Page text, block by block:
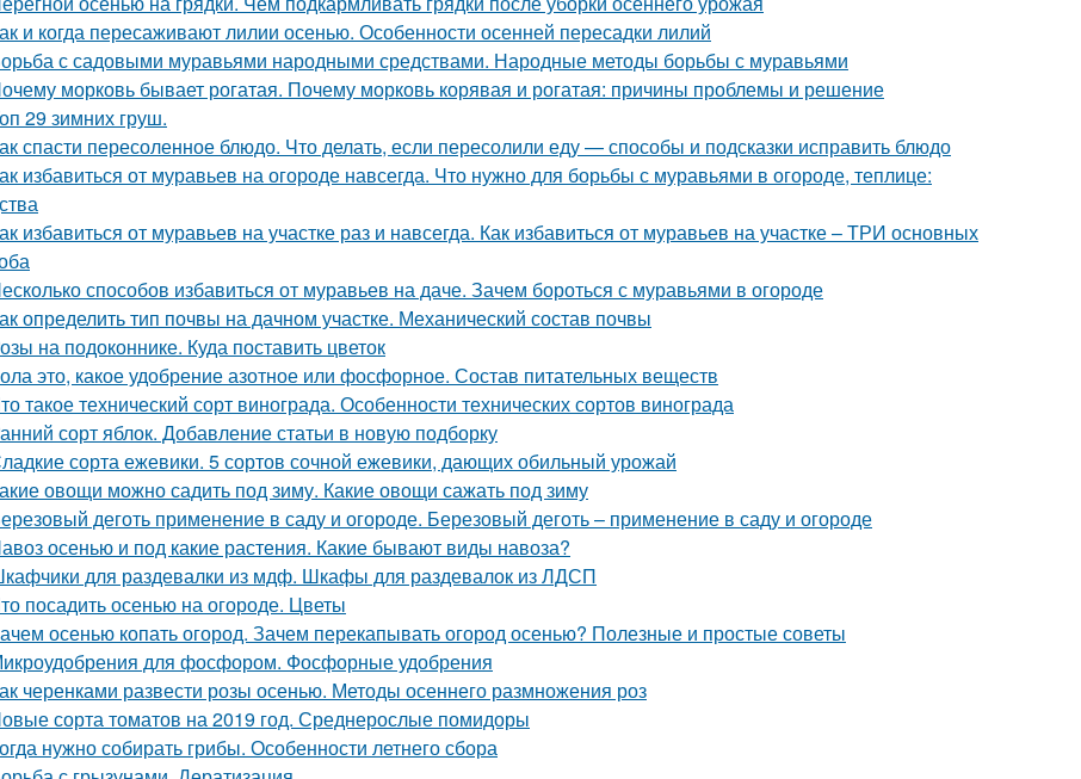
и когда пересаживают лилии осенью. Особенности осенней пересадки лилий
с садовыми муравьями народными средствами. Народные методы борьбы с муравьями
морковь бывает рогатая. Почему морковь корявая и рогатая: причины проблемы и решение
29 зимних груш.
спасти пересоленное блюдо. Что делать, если пересолили еду — способы и подсказки исправить блюдо
избавиться от муравьев на огороде навсегда. Что нужно для борьбы с муравьями в огороде, теплице:
избавиться от муравьев на участке раз и навсегда. Как избавиться от муравьев на участке – ТРИ основных
способов избавиться от муравьев на даче. Зачем бороться с муравьями в огороде
определить тип почвы на дачном участке. Механический состав почвы
на подоконнике. Куда поставить цветок
это, какое удобрение азотное или фосфорное. Состав питательных веществ
такое технический сорт винограда. Особенности технических сортов винограда
сорт яблок. Добавление статьи в новую подборку
сорта ежевики. 5 сортов сочной ежевики, дающих обильный урожай
овощи можно садить под зиму. Какие овощи сажать под зиму
деготь применение в саду и огороде. Березовый деготь – применение в саду и огороде
осенью и под какие растения. Какие бывают виды навоза?
для раздевалки из мдф. Шкафы для раздевалок из ЛДСП
посадить осенью на огороде. Цветы
осенью копать огород. Зачем перекапывать огород осенью? Полезные и простые советы
для фосфором. Фосфорные удобрения
черенками развести розы осенью. Методы осеннего размножения роз
сорта томатов на 2019 год. Среднерослые помидоры
нужно собирать грибы. Особенности летнего сбора